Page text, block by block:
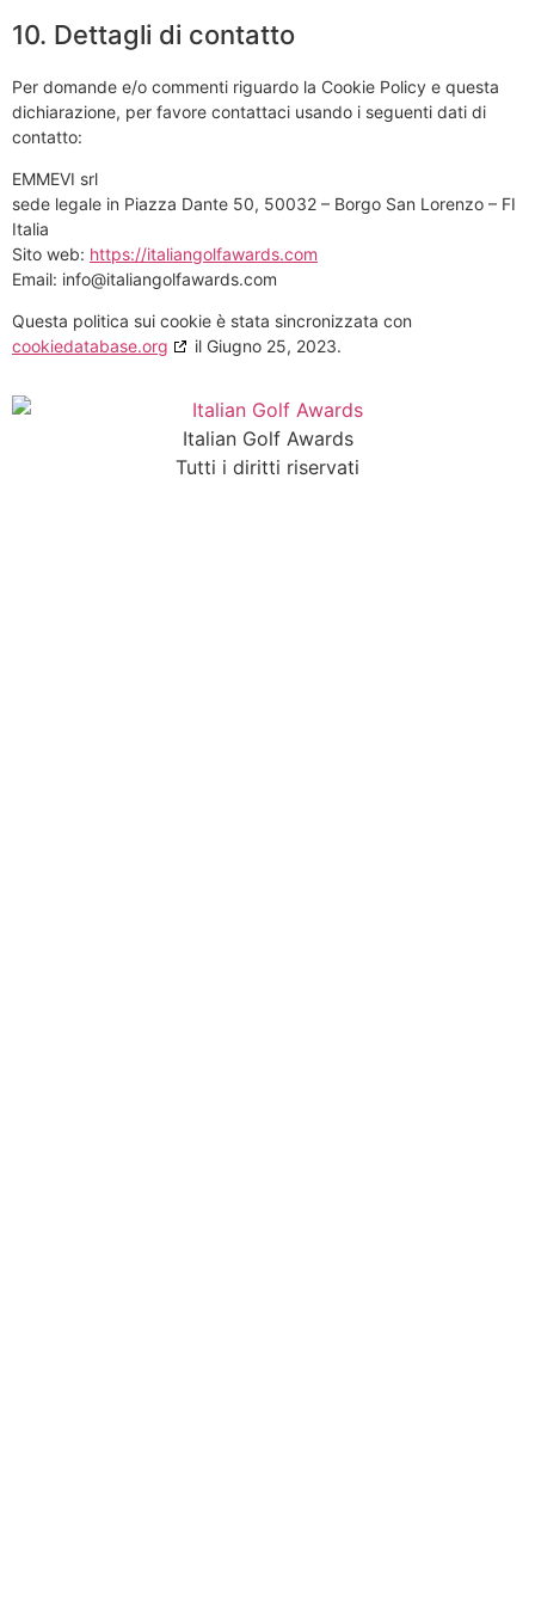
10. Dettagli di contatto
Per domande e/o commenti riguardo la Cookie Policy e questa
dichiarazione, per favore contattaci usando i seguenti dati di
contatto:
EMMEVI srl
sede legale in Piazza Dante 50, 50032 – Borgo San Lorenzo – FI
Italia
Sito web: https://italiangolfawards.com
Email: info@italiangolfawards.com
Questa politica sui cookie è stata sincronizzata con
cookiedatabase.org
il Giugno 25, 2023.
Italian Golf Awards
Tutti i diritti riservati